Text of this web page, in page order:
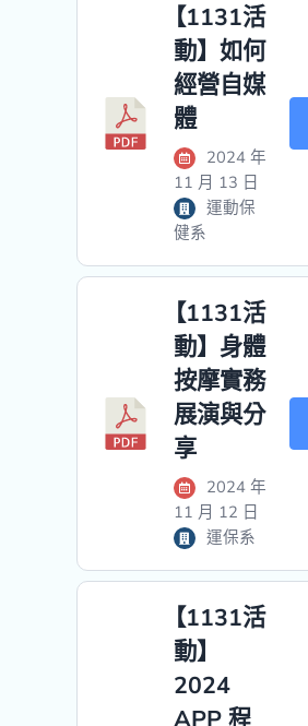
【1131活
動】如何
經營自媒
體
2024 年
11 月 13 日
運動保
健系
【1131活
動】身體
按摩實務
展演與分
享
2024 年
11 月 12 日
運保系
【1131活
動】
2024
APP 程